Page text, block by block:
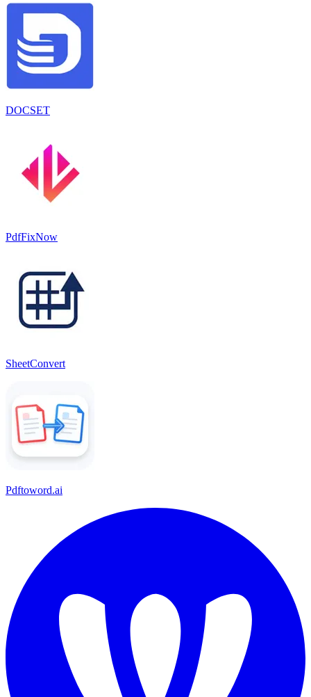
DOCSET
PdfFixNow
SheetConvert
Pdftoword.ai